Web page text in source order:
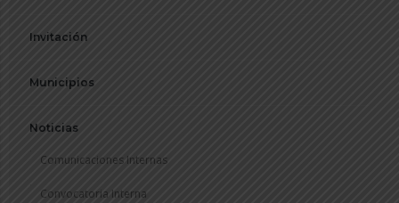
Invitación
Municipios
Noticias
Comunicaciones Internas
Convocatoria Interna